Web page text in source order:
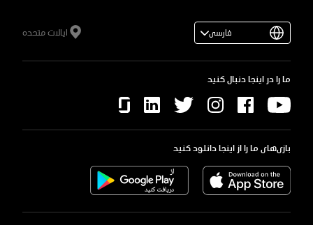
فارسی ایالات متحده
ما را در اینجا دنبال کنید
بازی‌های ما را از اینجا دانلود کنید